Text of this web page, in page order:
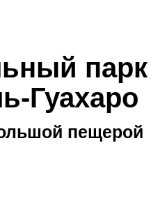
парк
Гуахаро
пещерой